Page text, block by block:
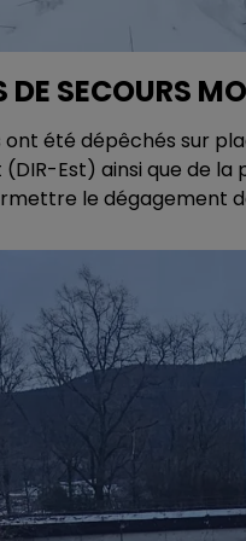
SECOURS
été dépêchés sur
Est) ainsi que de la
le dégagement